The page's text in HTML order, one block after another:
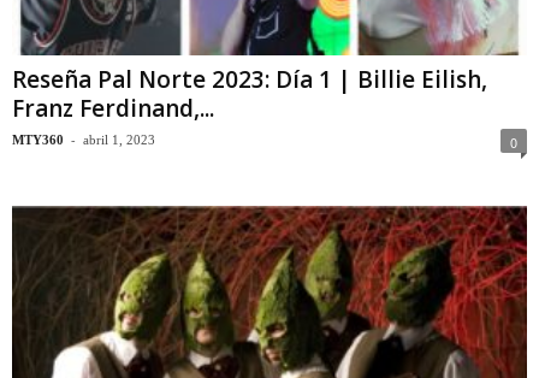
Reseña Pal Norte 2023: Día 1 | Billie Eilish,
Franz Ferdinand,...
MTY360 - abril 1, 2023 0